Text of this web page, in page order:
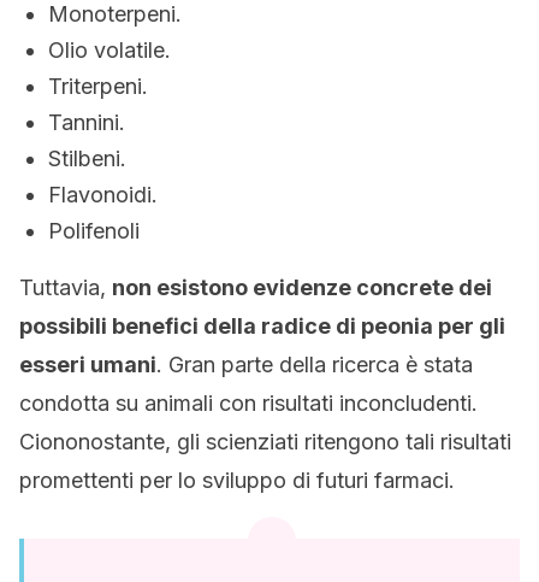
Monoterpeni.
Olio volatile.
Triterpeni.
Tannini.
Stilbeni.
Flavonoidi.
Polifenoli
Tuttavia, non esistono evidenze concrete dei
possibili benefici della radice di peonia per gli
esseri umani. Gran parte della ricerca è stata
condotta su animali con risultati inconcludenti.
Ciononostante, gli scienziati ritengono tali risultati
promettenti per lo sviluppo di futuri farmaci.